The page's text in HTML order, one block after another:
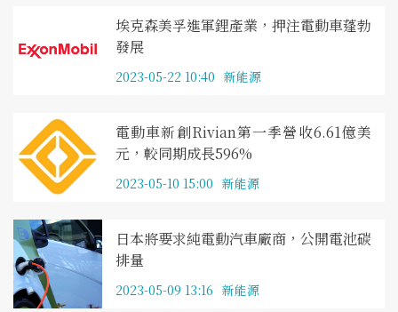
埃克森美孚進軍鋰產業，押注電動車蓬勃
發展
2023-05-22 10:40 新能源
電動車新創Rivian第一季營收6.61億美
元，較同期成長596%
2023-05-10 15:00 新能源
日本將要求純電動汽車廠商，公開電池碳
排量
2023-05-09 13:16 新能源